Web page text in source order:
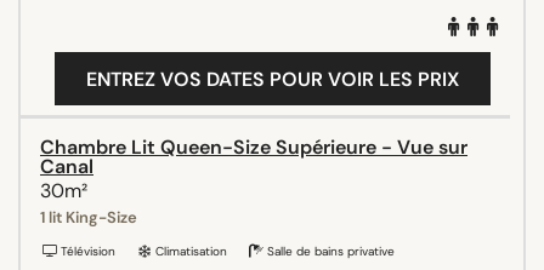
ENTREZ VOS DATES POUR VOIR LES PRIX
Chambre Lit Queen-Size Supérieure - Vue sur
Canal
30m²
1 lit King-Size
Télévision Climatisation
Salle de bains privative